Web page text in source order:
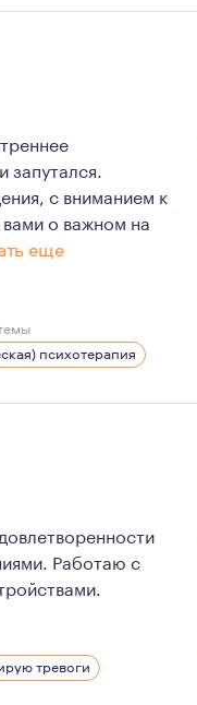
запутался.
с вниманием к
о важном на
еще
(диплом с
психотерапия
Работаю с
"ориентацию" в
тревоги